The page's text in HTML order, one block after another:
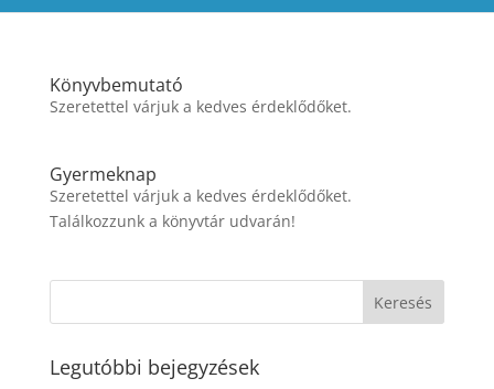
Könyvbemutató
Szeretettel várjuk a kedves érdeklődőket.
Gyermeknap
Szeretettel várjuk a kedves érdeklődőket.
Találkozzunk a könyvtár udvarán!
Legutóbbi bejegyzések